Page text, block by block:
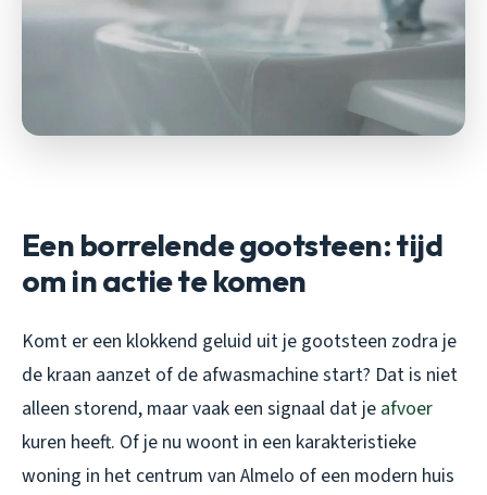
Een borrelende gootsteen: tijd
om in actie te komen
Komt er een klokkend geluid uit je gootsteen zodra je
de kraan aanzet of de afwasmachine start? Dat is niet
alleen storend, maar vaak een signaal dat je afvoer
kuren heeft. Of je nu woont in een karakteristieke
woning in het centrum van Almelo of een modern huis